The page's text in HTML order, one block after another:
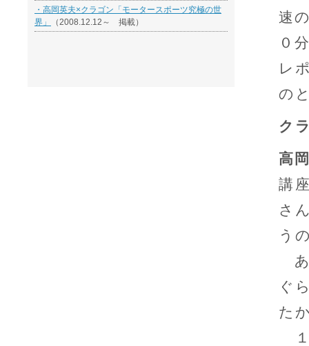
・高岡英夫×クラゴン「モータースポーツ究極の世
界」
（2008.12.12～ 掲載）
速
０
レ
の
ク
高
講
さ
う
あ
ぐ
た
１